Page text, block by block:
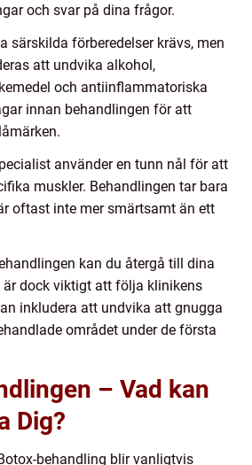
och svar på dina frågor.
särskilda förberedelser krävs, men
att undvika alkohol,
och antiinflammatoriska
innan behandlingen för att
använder en tunn nål för att
muskler. Behandlingen tar bara
oftast inte mer smärtsamt än ett
kan du återgå till dina
är dock viktigt att följa klinikens
inkludera att undvika att gnugga
området under de första
– Vad kan
Dig?
behandling blir vanligtvis